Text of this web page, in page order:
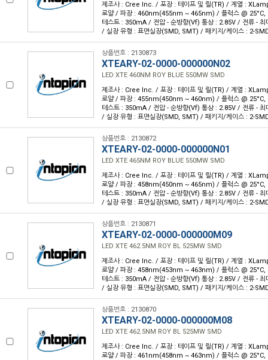
제조사 : Cree Inc. / 포장 : 테이프 및 릴(TR) / 계열 :
로얄 / 파장 : 460nm(455nm ~ 465nm) / 플럭스 @ 25°C,
테스트 : 350mA / 전압 - 순방향(Vf) 통상 : 2.85V / 전류 -
/ 실장 유형 : 표면실장(SMD, SMT) / 패키지/케이스 : 2-
상품번호 : 2130873
XTEARY-02-0000-000000N02
LED XTE 460NM ROY BLUE 550MW SMD
제조사 : Cree Inc. / 포장 : 테이프 및 릴(TR) / 계열 :
로얄 / 파장 : 455nm(450nm ~ 460nm) / 플럭스 @ 25°C,
테스트 : 350mA / 전압 - 순방향(Vf) 통상 : 2.85V / 전류 -
/ 실장 유형 : 표면실장(SMD, SMT) / 패키지/케이스 : 2-
상품번호 : 2130872
XTEARY-02-0000-000000N01
LED XTE 465NM ROY BLUE 550MW SMD
제조사 : Cree Inc. / 포장 : 테이프 및 릴(TR) / 계열 :
로얄 / 파장 : 458nm(450nm ~ 465nm) / 플럭스 @ 25°C,
테스트 : 350mA / 전압 - 순방향(Vf) 통상 : 2.85V / 전류 -
/ 실장 유형 : 표면실장(SMD, SMT) / 패키지/케이스 : 2-
상품번호 : 2130871
XTEARY-02-0000-000000M09
LED XTE 462.5NM ROY BL 525MW SMD
제조사 : Cree Inc. / 포장 : 테이프 및 릴(TR) / 계열 :
로얄 / 파장 : 458nm(453nm ~ 463nm) / 플럭스 @ 25°C,
테스트 : 350mA / 전압 - 순방향(Vf) 통상 : 2.85V / 전류 -
/ 실장 유형 : 표면실장(SMD, SMT) / 패키지/케이스 : 2-
상품번호 : 2130870
XTEARY-02-0000-000000M08
LED XTE 462.5NM ROY BL 525MW SMD
제조사 : Cree Inc. / 포장 : 테이프 및 릴(TR) / 계열 :
로얄 / 파장 : 461nm(458nm ~ 463nm) / 플럭스 @ 25°C,